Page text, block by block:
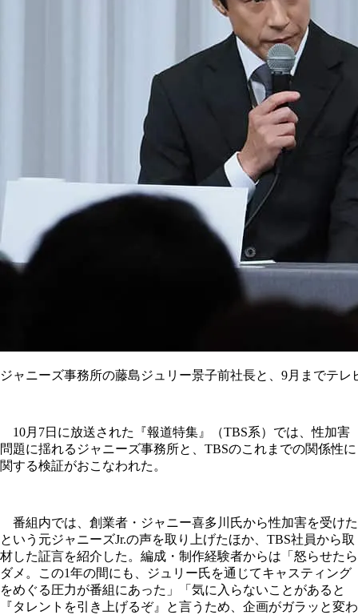
ジャニーズ事務所の藤島ジュリー景子前社長と、9月までテ
10月7日に放送された『報道特集』（TBS系）では、性加害
問題に揺れるジャニーズ事務所と、TBSのこれまでの関係性に
関する検証がおこなわれた。
番組内では、創業者・ジャニー喜多川氏から性加害を受けた
という元ジャニーズJr.の声を取り上げたほか、TBS社員から取
材した証言を紹介した。編成・制作経験者からは「怒らせたら
ダメ。この1年の間にも、ジュリー氏を通じてキャスティング
をめぐる圧力が番組にあった」「気に入らないことがあると
『タレントを引き上げるぞ』と言うため、企画がガラッと変わ